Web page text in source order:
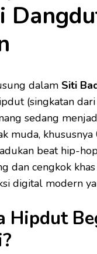
dalam Siti
(singkatan
sedang
muda, khususnya
beat hip-
dan cengkok
digital modern
Hipdut